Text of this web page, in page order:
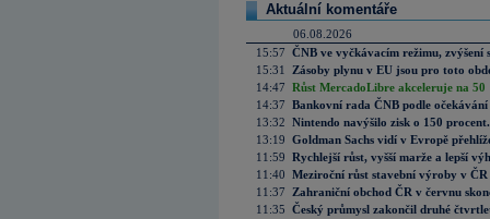
Aktuální komentáře
06.08.2026
15:57 ČNB ve vyčkávacím režimu, zvýšení
15:31
Zásoby plynu v EU jsou pro toto
14:47 Růst MercadoLibre akceleruje na
14:37 Bankovní rada ČNB podle
13:32 Nintendo navýšilo zisk o 150
13:19 Goldman Sachs vidí v Evropě
11:59 Rychlejší růst, vyšší marže a lepší
11:40 Meziroční růst stavební výroby v
11:37
Zahraniční obchod ČR v červnu
11:35 Český průmysl zakončil druhé